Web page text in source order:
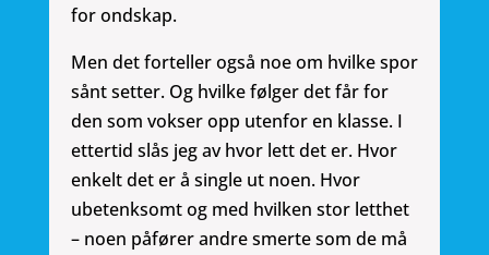
for ondskap.
Men det forteller også noe om hvilke spor
sånt setter. Og hvilke følger det får for
den som vokser opp utenfor en klasse. I
ettertid slås jeg av hvor lett det er. Hvor
enkelt det er å single ut noen. Hvor
ubetenksomt og med hvilken stor letthet
– noen påfører andre smerte som de må